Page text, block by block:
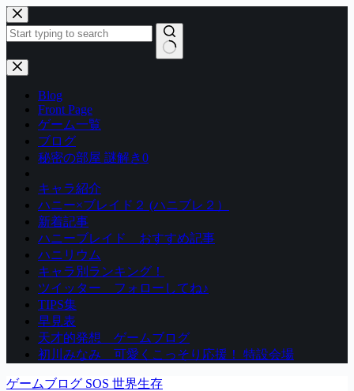
コ
ン
テ
ン
ツ
結
Blog
Front Page
ゲーム一覧
ブログ
秘密の部屋 謎解き0
キャラ紹介
ハニー×ブレイド２ (ハニブレ２）
新着記事
ハニーブレイド おすすめ記事
ハニリウム
キャラ別ランキング！
ツイッター フォローしてね♪
TIPS集
早見表
天才的発想 ゲームブログ
初川みなみ 可愛くこっそり応援！ 特設会場
ゲームブログ SOS 世界生存